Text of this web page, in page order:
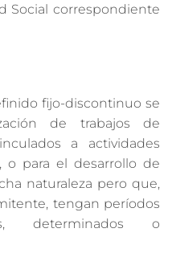
Social correspondiente
fijo-discontinuo se
de trabajos de
a actividades
o para el desarrollo de
naturaleza pero que,
tengan períodos
determinados o